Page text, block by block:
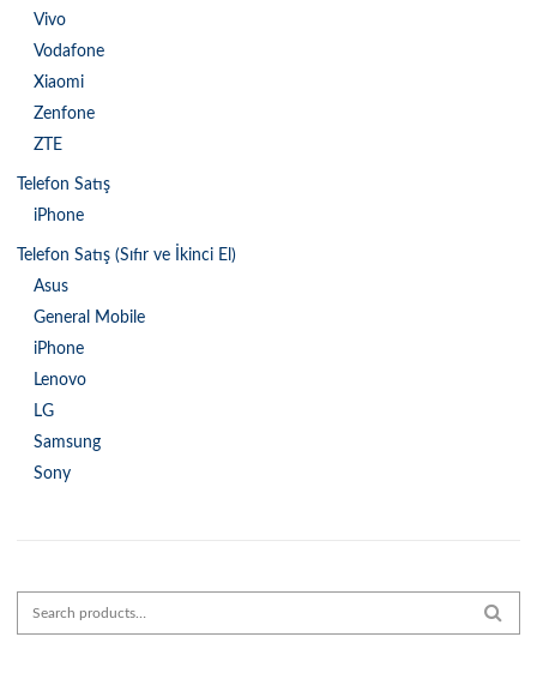
Vivo
Vodafone
Xiaomi
Zenfone
ZTE
Telefon Satış
iPhone
Telefon Satış (Sıfır ve İkinci El)
Asus
General Mobile
iPhone
Lenovo
LG
Samsung
Sony
Search for: